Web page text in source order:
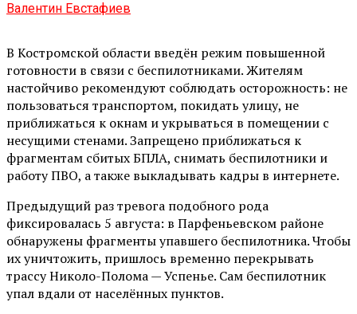
Валентин Евстафиев
В Костромской области введён режим повышенной
готовности в связи с беспилотниками. Жителям
настойчиво рекомендуют соблюдать осторожность: не
пользоваться транспортом, покидать улицу, не
приближаться к окнам и укрываться в помещении с
несущими стенами. Запрещено приближаться к
фрагментам сбитых БПЛА, снимать беспилотники и
работу ПВО, а также выкладывать кадры в интернете.
Предыдущий раз тревога подобного рода
фиксировалась 5 августа: в Парфеньевском районе
обнаружены фрагменты упавшего беспилотника. Чтобы
их уничтожить, пришлось временно перекрывать
трассу Николо-Полома — Успенье. Сам беспилотник
упал вдали от населённых пунктов.